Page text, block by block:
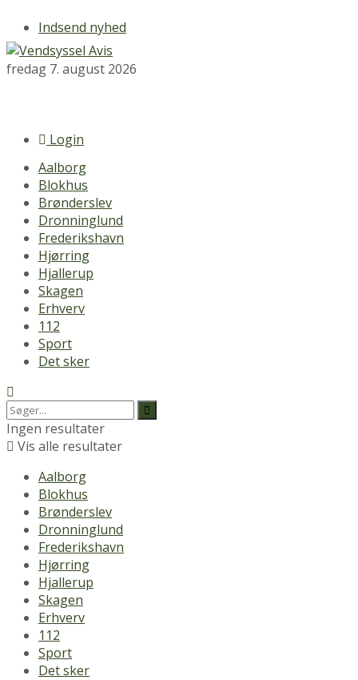
Indsend nyhed
fredag 7. august 2026
Login
Aalborg
Blokhus
Brønderslev
Dronninglund
Frederikshavn
Hjørring
Hjallerup
Skagen
Erhverv
112
Sport
Det sker
Ingen resultater
Vis alle resultater
Aalborg
Blokhus
Brønderslev
Dronninglund
Frederikshavn
Hjørring
Hjallerup
Skagen
Erhverv
112
Sport
Det sker